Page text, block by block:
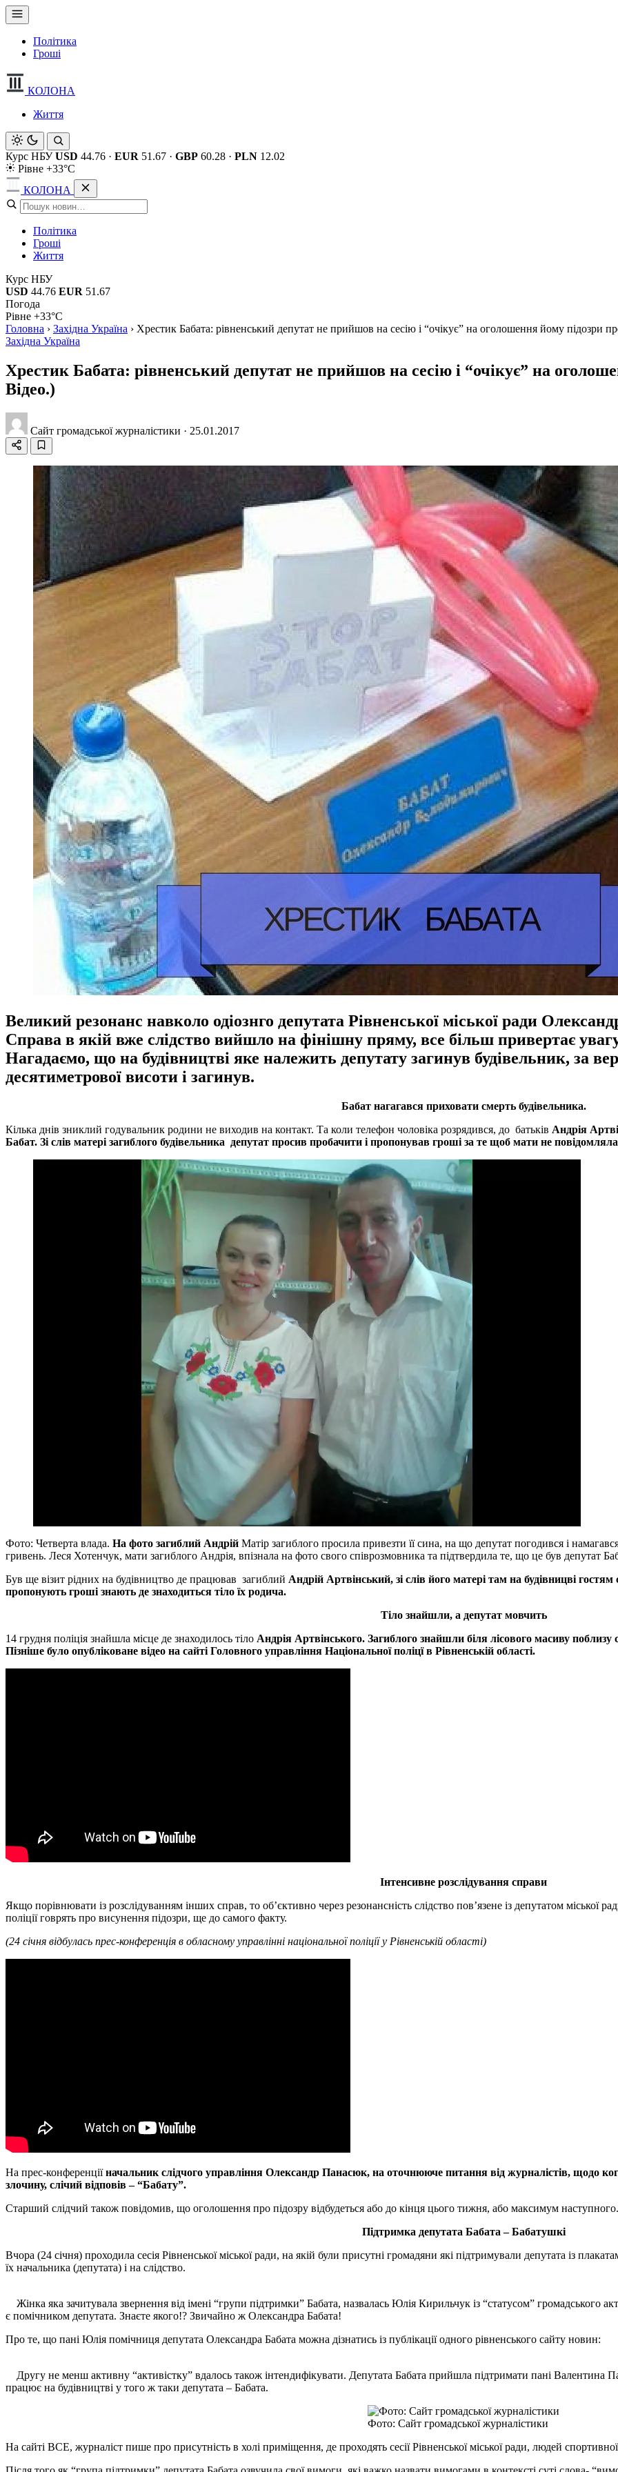
Політика
Гроші
КОЛОНА
Життя
Курс НБУ USD 44.76 · EUR 51.67 · GBP 60.28 · PLN 12.02
Рівне +33°C
КОЛОНА
Політика
Гроші
Життя
Курс НБУ
USD 44.76 EUR 51.67
Погода
Рівне +33°C
Головна › Західна Україна › Хрестик Бабата: рівненський депутат не прийшов на сесію і “очікує” на оголошення йому підозри
Західна Україна
Хрестик Бабата: рівненський депутат не прийшов на сесію і “очікує” на
Відео.)
Сайт громадської журналістики · 25.01.2017
Великий резонанс навколо одіознго депутата Рівненської міської ради
Справа в якій вже слідство вийшло на фінішну пряму, все більш привертає
Нагадаємо, що на будівництві яке належить депутату загинув будівельник, за
десятиметрової висоти і загинув.
Бабат нагагався приховати смерть будівельника.
Кілька днів зниклий годувальник родини не виходив на контакт. Та коли телефон чоловіка розрядився, до батьків Андрія
Бабат. Зі слів матері загиблого будівельника депутат просив пробачити і пропонував гроші за те щоб мати не
Фото: Четверта влада. На фото загиблий Андрій Матір загиблого просила привезти її сина, на що депутат погодився і
гривень. Леся Хотенчук, мати загиблого Андрія, впізнала на фото свого співрозмовника та підтвердила те, що це був депутат
Був ще візит рідних на будівництво де працював загиблий Андрій Артвінський, зі слів його матері там на будівницві
пропонують гроші знають де знаходиться тіло їх родича.
Тіло знайшли, а депутат мовчить
14 грудня поліція знайшла місце де знаходилось тіло Андрія Артвінського. Загиблого знайшли біля лісового масиву поблизу
Пізніше було опубліковане відео на сайті Головного управління Національної поліцї в Рівненській області.
Інтенсивне розслідування справи
Якщо порівнювати із розслідуванням інших справ, то об’єктивно через резонансність слідство пов’язене із депутатом
поліції говрять про висунення підозри, ще до самого факту.
(24 січня відбулась прес-конференція в обласному управлінні національної поліції у Рівненській області)
На прес-конференціїначальник слідчого управління Олександр Панасюк, на оточнююче питання від журналістів, щодо
злочину, слічий відповів – “Бабату”.
Старший слідчий також повідомив, що оголошення про підозру відбудеться або до кінця цього тижня, або максимум наступного.
Підтримка депутата Бабата – Бабатушкі
Вчора (24 січня) проходила сесія Рівненської міської ради, на якій були присутні громадяни які підтримували депутата із
їх начальника (депутата) і на слідство.
Жінка яка зачитувала звернення від імені “групи підтримки” Бабата, назвалась Юлія Кирильчук із “статусом” громадського
є помічником депутата. Знаєте якого!? Звичайно ж Олександра Бабата!
Про те, що пані Юлія помічниця депутата Олександра Бабата можна дізнатись із публікації одного рівненського сайту новин:
Другу не менш активну “активістку” вдалось також інтендифікувати. Депутата Бабата прийшла підтримати пані Валентина
працює на будівництві у того ж таки депутата – Бабата.
Фото: Сайт громадської журналістики
На сайті ВСЕ, журналіст пише про присутність в холі приміщення, де проходять сесії Рівненської міської ради, людей